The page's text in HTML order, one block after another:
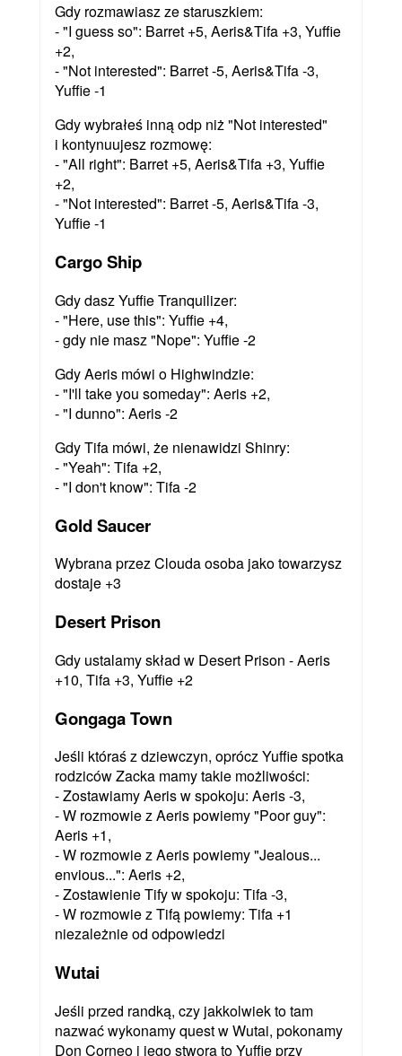
Gdy rozmawiasz ze staruszkiem:
- "I guess so": Barret +5, Aeris&Tifa +3, Yuffie
+2,
- "Not interested": Barret -5, Aeris&Tifa -3,
Yuffie -1
Gdy wybrałeś inną odp niż "Not interested"
i kontynuujesz rozmowę:
- "All right": Barret +5, Aeris&Tifa +3, Yuffie
+2,
- "Not interested": Barret -5, Aeris&Tifa -3,
Yuffie -1
Cargo Ship
Gdy dasz Yuffie Tranquilizer:
- "Here, use this": Yuffie +4,
- gdy nie masz "Nope": Yuffie -2
Gdy Aeris mówi o Highwindzie:
- "I'll take you someday": Aeris +2,
- "I dunno": Aeris -2
Gdy Tifa mówi, że nienawidzi Shinry:
- "Yeah": Tifa +2,
- "I don't know": Tifa -2
Gold Saucer
Wybrana przez Clouda osoba jako towarzysz
dostaje +3
Desert Prison
Gdy ustalamy skład w Desert Prison - Aeris
+10, Tifa +3, Yuffie +2
Gongaga Town
Jeśli któraś z dziewczyn, oprócz Yuffie spotka
rodziców Zacka mamy takie możliwości:
- Zostawiamy Aeris w spokoju: Aeris -3,
- W rozmowie z Aeris powiemy "Poor guy":
Aeris +1,
- W rozmowie z Aeris powiemy "Jealous...
envious...": Aeris +2,
- Zostawienie Tify w spokoju: Tifa -3,
- W rozmowie z Tifą powiemy: Tifa +1
niezależnie od odpowiedzi
Wutai
Jeśli przed randką, czy jakkolwiek to tam
nazwać wykonamy quest w Wutai, pokonamy
Don Corneo i jego stwora to Yuffie przy